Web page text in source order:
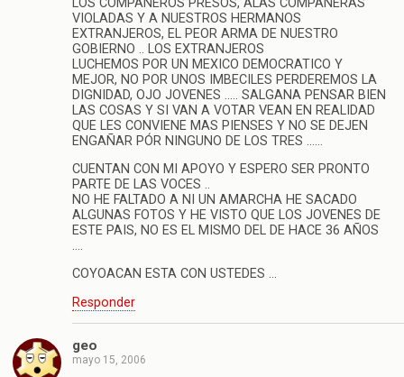
VIOLADAS Y A NUESTROS HERMANOS
EXTRANJEROS, EL PEOR ARMA DE NUESTRO
GOBIERNO .. LOS EXTRANJEROS
LUCHEMOS POR UN MEXICO DEMOCRATICO Y
MEJOR, NO POR UNOS IMBECILES PERDEREMOS LA
DIGNIDAD, OJO JOVENES ….. SALGANA PENSAR BIEN
LAS COSAS Y SI VAN A VOTAR VEAN EN REALIDAD
QUE LES CONVIENE MAS PIENSES Y NO SE DEJEN
ENGAÑAR PÓR NINGUNO DE LOS TRES ……
CUENTAN CON MI APOYO Y ESPERO SER PRONTO
PARTE DE LAS VOCES ..
NO HE FALTADO A NI UN AMARCHA HE SACADO
ALGUNAS FOTOS Y HE VISTO QUE LOS JOVENES DE
ESTE PAIS, NO ES EL MISMO DEL DE HACE 36 AÑOS
….
COYOACAN ESTA CON USTEDES …
Responder
geo
mayo 15, 2006